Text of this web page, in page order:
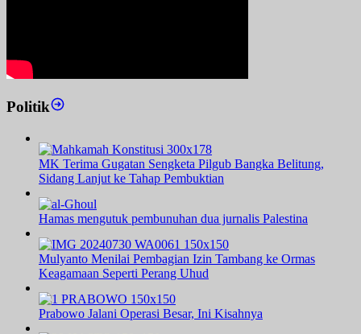
Politik
MK Terima Gugatan Sengketa Pilgub Bangka Belitung,
Sidang Lanjut ke Tahap Pembuktian
Hamas mengutuk pembunuhan dua jurnalis Palestina
Mulyanto Menilai Pembagian Izin Tambang ke Ormas
Keagamaan Seperti Perang Uhud
Prabowo Jalani Operasi Besar, Ini Kisahnya